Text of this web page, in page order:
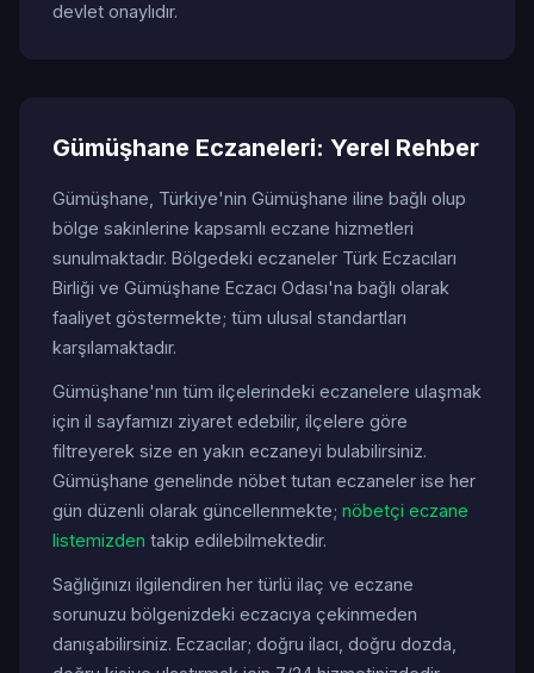
devlet onaylıdır.
Gümüşhane Eczaneleri: Yerel Rehber
Gümüşhane, Türkiye'nin Gümüşhane iline bağlı olup
bölge sakinlerine kapsamlı eczane hizmetleri
sunulmaktadır. Bölgedeki eczaneler Türk Eczacıları
Birliği ve Gümüşhane Eczacı Odası'na bağlı olarak
faaliyet göstermekte; tüm ulusal standartları
karşılamaktadır.
Gümüşhane'nın tüm ilçelerindeki eczanelere ulaşmak
için il sayfamızı ziyaret edebilir, ilçelere göre
filtreyerek size en yakın eczaneyi bulabilirsiniz.
Gümüşhane genelinde nöbet tutan eczaneler ise her
gün düzenli olarak güncellenmekte; nöbetçi eczane
listemizden takip edilebilmektedir.
Sağlığınızı ilgilendiren her türlü ilaç ve eczane
sorunuzu bölgenizdeki eczacıya çekinmeden
danışabilirsiniz. Eczacılar; doğru ilacı, doğru dozda,